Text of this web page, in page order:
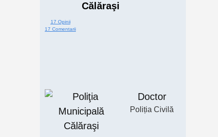
Călăraşi
17 Opinii
17 Comentarii
Doctor
Poliția Civilă